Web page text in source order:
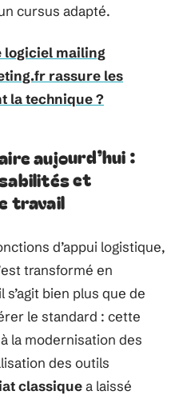
cursus adapté.
logiciel mailing
rassure les
la technique ?
aujourd’hui :
et
travail
d’appui logistique,
transformé en
bien plus que de
le standard : cette
la modernisation des
des outils
classiquea laissé